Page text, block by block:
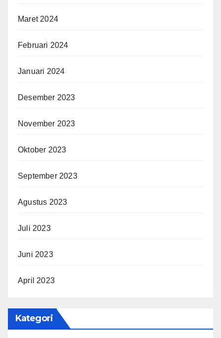
Maret 2024
Februari 2024
Januari 2024
Desember 2023
November 2023
Oktober 2023
September 2023
Agustus 2023
Juli 2023
Juni 2023
April 2023
Kategori